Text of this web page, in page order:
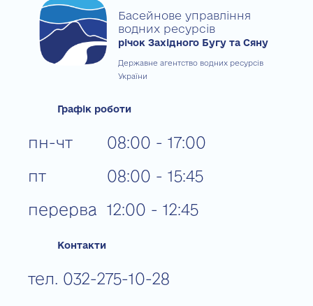
Басейнове управління
водних ресурсів
річок Західного Бугу та Сяну
Державне агентство водних ресурсів
України
Графік роботи
пн-чт
пт
перерва
08:00 - 17:00
08:00 - 15:45
12:00 - 12:45
Контакти
тел. 032-275-10-28